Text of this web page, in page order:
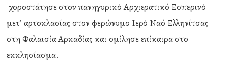
χοροστάτησε στον πανηγυρικό Αρχιερατικό Εσπερινό
μετ’ αρτοκλασίας στον φερώνυμο Ιερό Ναό Ελληνίτσας
στη Φαλαισία Αρκαδίας και ομίλησε επίκαιρα στο
εκκλησίασμα.